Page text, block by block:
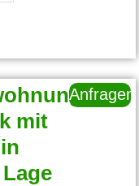
mit
Anfragen